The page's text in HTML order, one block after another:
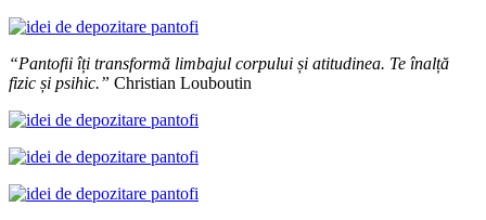
“Pantofii îți transformă limbajul corpului și atitudinea. Te înalță
fizic și psihic.” Christian Louboutin